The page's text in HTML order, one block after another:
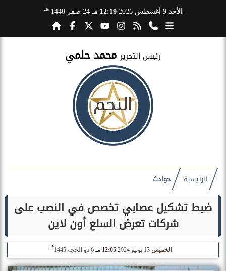
الأحد 9 أغسطس 2026 12:19 مـ 24 صفر 1448 هـ
رئيس التحرير محمد حلمي
الرئيسية حوادث
ضبط تشكيل عصابي تخصص في النصب على
شركات تعرض السلع أون لاين
الخميس 12:05 مـ 6 ذو الحجة 1445
هـ